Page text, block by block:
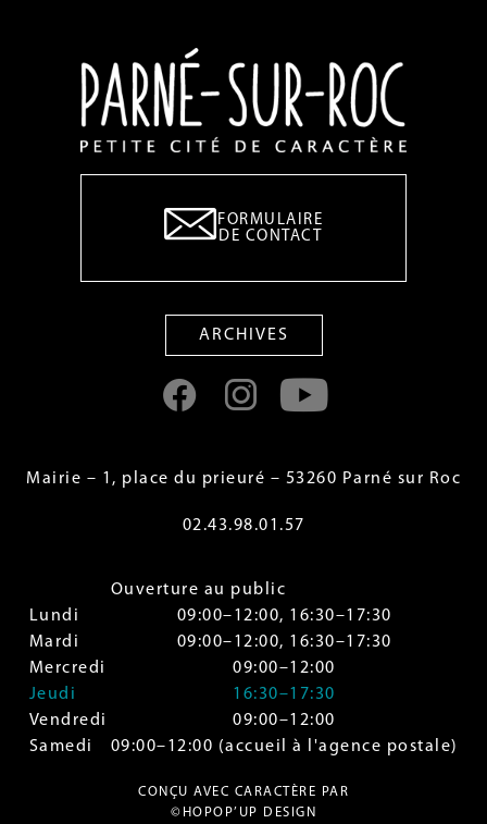
FORMULAIRE
DE CONTACT
ARCHIVES
Mairie – 1, place du prieuré – 53260 Parné sur Roc
02.43.98.01.57
Ouverture au public
Lundi
09:00–12:00, 16:30–17:30
Mardi
09:00–12:00, 16:30–17:30
Mercredi
09:00–12:00
Jeudi
16:30–17:30
Vendredi
09:00–12:00
Samedi
09:00–12:00 (accueil à l'agence postale)
CONÇU AVEC CARACTÈRE PAR
©HOPOP’UP DESIGN